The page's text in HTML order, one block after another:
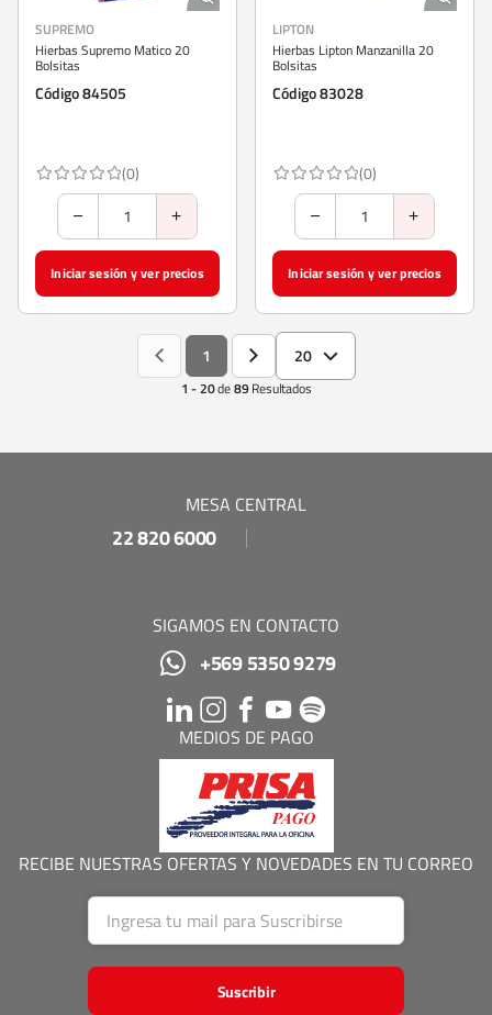
SUPREMO
Hierbas Supremo Matico 20
Bolsitas
Código 84505
(0)
Iniciar sesión y ver precios
LIPTON
Hierbas Lipton Manzanilla 20
Bolsitas
Código 83028
(0)
Iniciar sesión y ver precios
1 - 20de89Resultados
1 20
MESA CENTRAL
22 820 6000
SIGAMOS EN CONTACTO
+569 5350 9279
MEDIOS DE PAGO
RECIBE NUESTRAS OFERTAS Y NOVEDADES EN TU CORREO
Suscribir